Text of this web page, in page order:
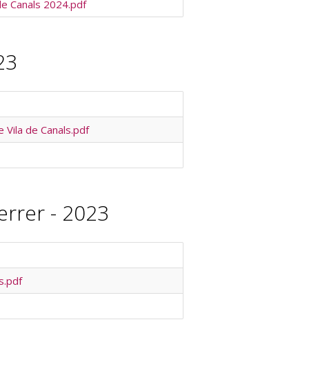
Canals 2024.pdf
de Canals.pdf
- 2023